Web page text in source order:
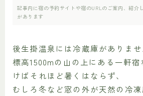
記事内に宿の予約サイトや宿のURLのご案内、紹介
があります
後生掛温泉には冷蔵庫がありませ
標高1500mの山の上にある一軒
けばそれほど暑くはならず、
むしろ冬など窓の外が天然の冷